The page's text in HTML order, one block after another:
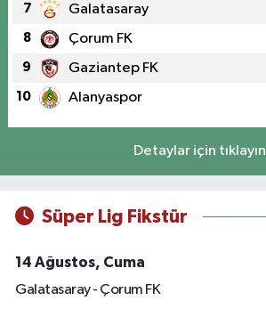
7 Galatasaray
8 Çorum FK
9 Gaziantep FK
10 Alanyaspor
Detaylar için tıklayın
Süper Lig Fikstür
14 Ağustos, Cuma
Galatasaray - Çorum FK